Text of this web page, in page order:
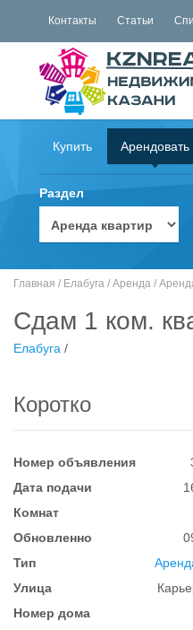
Контакты Статьи
Купить Арендовать
Раздел
Главная / Елабуга / Аренда /
Сдам 1 ком.
Елабуга /
Коротко
Номер объявления
Дата подачи
Комнат
Обновленно
Тип
Улица
Номер дома